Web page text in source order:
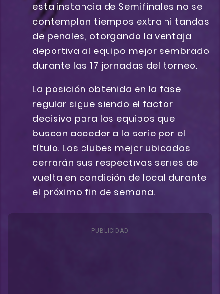
esta instancia de Semifinales no se
contemplan tiempos extra ni tandas
de penales, otorgando la ventaja
deportiva al equipo mejor sembrado
durante las 17 jornadas del torneo.
La posición obtenida en la fase
regular sigue siendo el factor
decisivo para los equipos que
buscan acceder a la serie por el
título. Los clubes mejor ubicados
cerrarán sus respectivas series de
vuelta en condición de local durante
el próximo fin de semana.
PUBLICIDAD